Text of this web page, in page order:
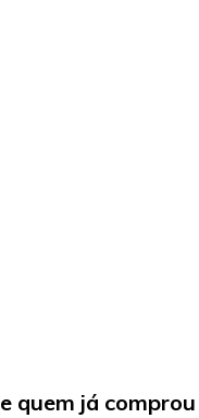
quem já comprou